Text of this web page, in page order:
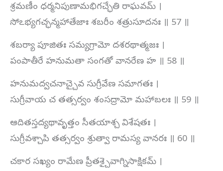
శ్రమణీం ధర్మనిపుణామభిగచ్ఛేతి రాఘవమ్ ।
సోఽభ్యగచ్ఛన్మహాతేజాః శబరీం శత్రుసూదనః ॥ 57 ॥
శబర్యా పూజితః సమ్యగ్రామో దశరథాత్మజః ।
పంపాతీరే హనుమతా సంగతో వానరేణ హ ॥ 58 ॥
హనుమద్వచనాచ్చైవ సుగ్రీవేణ సమాగతః ।
సుగ్రీవాయ చ తత్సర్వం శంసద్రామో మహాబలః ॥ 59 ॥
ఆదితస్తద్యథావృత్తం సీతయాశ్చ విశేషతః ।
సుగ్రీవశ్చాపి తత్సర్వం శ్రుత్వా రామస్య వానరః ॥ 60 ॥
చకార సఖ్యం రామేణ ప్రీతశ్చైవాగ్నిసాక్షికమ్ ।